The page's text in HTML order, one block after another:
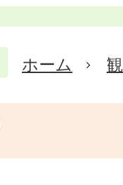
ホーム